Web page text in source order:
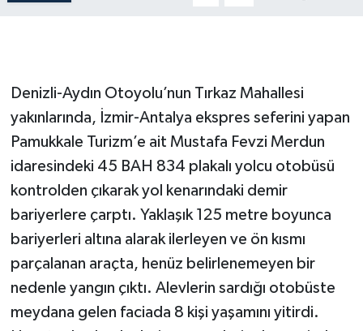
Denizli-Aydın Otoyolu’nun Tırkaz Mahallesi
yakınlarında, İzmir-Antalya ekspres seferini yapan
Pamukkale Turizm’e ait Mustafa Fevzi Merdun
idaresindeki 45 BAH 834 plakalı yolcu otobüsü
kontrolden çıkarak yol kenarındaki demir
bariyerlere çarptı. Yaklaşık 125 metre boyunca
bariyerleri altına alarak ilerleyen ve ön kısmı
parçalanan araçta, henüz belirlenemeyen bir
nedenle yangın çıktı. Alevlerin sardığı otobüste
meydana gelen faciada 8 kişi yaşamını yitirdi.